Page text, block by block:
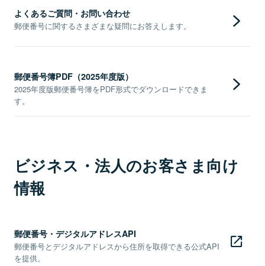
よくあるご質問・お問い合わせ
郵便番号に関するさまざまな疑問にお答えします。
郵便番号簿PDF（2025年度版）
2025年度版郵便番号簿をPDF形式でダウンロードできま
す。
ビジネス・法人のお客さま向け
情報
郵便番号・デジタルアドレスAPI
郵便番号とデジタルアドレスから住所を取得できる公式API
を提供。